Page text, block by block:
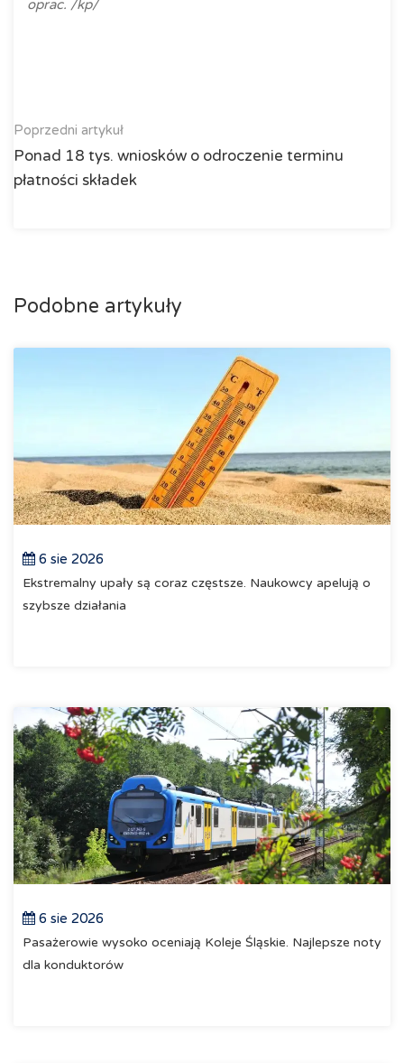
oprac. /kp/
Poprzedni artykuł
Ponad 18 tys. wniosków o odroczenie terminu
płatności składek
Podobne artykuły
6 sie 2026
Ekstremalny upały są coraz częstsze. Naukowcy apelują o
szybsze działania
6 sie 2026
Pasażerowie wysoko oceniają Koleje Śląskie. Najlepsze noty
dla konduktorów